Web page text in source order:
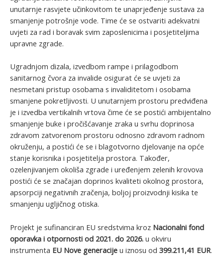
unutarnje rasvjete učinkovitom te unaprjeđenje sustava za
smanjenje potrošnje vode. Time će se ostvariti adekvatni
uvjeti za rad i boravak svim zaposlenicima i posjetiteljima
upravne zgrade.
Ugradnjom dizala, izvedbom rampe i prilagodbom
sanitarnog čvora za invalide osigurat će se uvjeti za
nesmetani pristup osobama s invaliditetom i osobama
smanjene pokretljivosti. U unutarnjem prostoru predviđena
je i izvedba vertikalnih vrtova čime će se postići ambijentalno
smanjenje buke i pročišćavanje zraka u svrhu doprinosa
zdravom zatvorenom prostoru odnosno zdravom radnom
okruženju, a postići će se i blagotvorno djelovanje na opće
stanje korisnika i posjetitelja prostora. Također,
ozelenjivanjem okoliša zgrade i uređenjem zelenih krovova
postići će se značajan doprinos kvaliteti okolnog prostora,
apsorpciji negativnih zračenja, boljoj proizvodnji kisika te
smanjenju ugljičnog otiska.
Projekt je sufinanciran EU sredstvima kroz Nacionalni fond
oporavka i otpornosti od 2021. do 2026. u okviru
instrumenta EU Nove generacije u iznosu od 399.211,41 EUR.